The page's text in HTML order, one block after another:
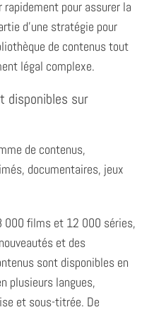
rapidement pour assurer la
d’une stratégie pour
de contenus tout
légal complexe.
disponibles sur
de contenus,
documentaires, jeux
000 films et 12 000 séries,
et des
sont disponibles en
plusieurs langues,
et sous-titrée. De